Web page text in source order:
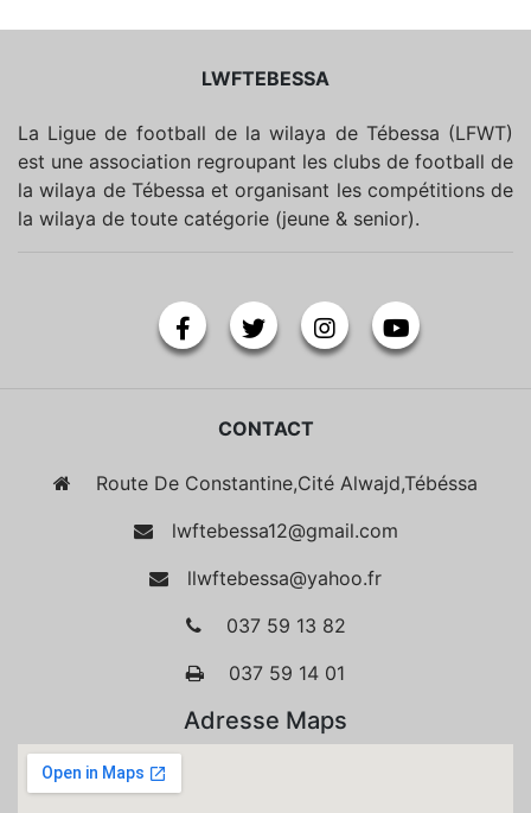
LWFTEBESSA
La Ligue de football de la wilaya de Tébessa (LFWT)
est une association regroupant les clubs de football de
la wilaya de Tébessa et organisant les compétitions de
la wilaya de toute catégorie (jeune & senior).
CONTACT
Route De Constantine,Cité Alwajd,Tébéssa
lwftebessa12@gmail.com
llwftebessa@yahoo.fr
037 59 13 82
037 59 14 01
Adresse Maps